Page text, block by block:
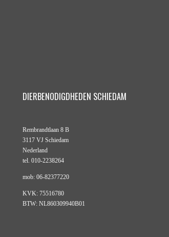
DIERBENODIGDHEDEN SCHIEDAM
Rembrandtlaan 8 B
3117 VJ Schiedam
Nederland
tel. 010-2238264
mob: 06-82377220
KVK: 75516780
BTW: NL860309940B01